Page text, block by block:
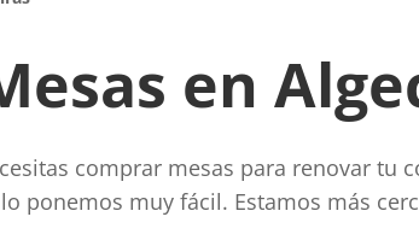
en
comprar mesas para renovar tu
ponemos muy fácil. Estamos más